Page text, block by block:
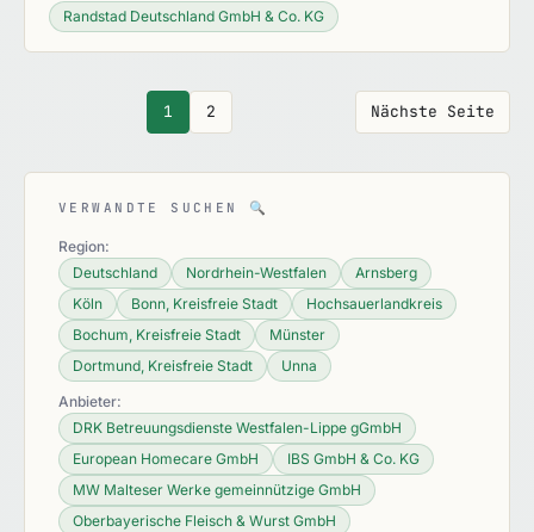
Randstad Deutschland GmbH & Co. KG
Nächste Seite
1 2
VERWANDTE SUCHEN 🔍
Region:
Deutschland
Nordrhein-Westfalen
Arnsberg
Köln
Bonn, Kreisfreie Stadt
Hochsauerlandkreis
Bochum, Kreisfreie Stadt
Münster
Dortmund, Kreisfreie Stadt
Unna
Anbieter:
DRK Betreuungsdienste Westfalen-Lippe gGmbH
European Homecare GmbH
IBS GmbH & Co. KG
MW Malteser Werke gemeinnützige GmbH
Oberbayerische Fleisch & Wurst GmbH